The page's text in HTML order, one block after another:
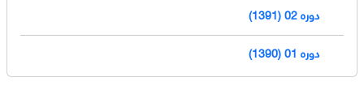
دوره 02 (1391)
دوره 01 (1390)